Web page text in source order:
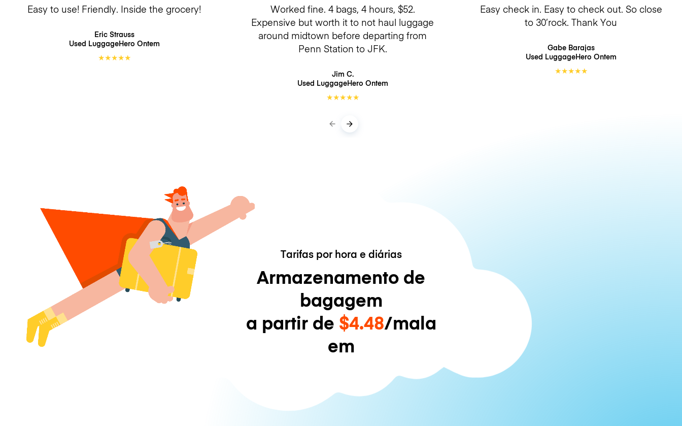
Easy to use! Friendly. Inside the grocery!
Eric Strauss
Used LuggageHero Ontem
★★★★★
Worked fine. 4 bags, 4 hours, $52.
Expensive but worth it to not haul luggage
around midtown before departing from
Penn Station to JFK.
Jim C.
Used LuggageHero Ontem
★★★★★
Easy check in. Easy to check out. So close
to 30’rock. Thank You
Gabe Barajas
Used LuggageHero Ontem
★★★★★
Tarifas por hora e diárias
Armazenamento de
bagagem
a partir de $4.48/mala
em